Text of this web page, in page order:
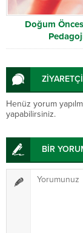
Doğum
Henüz yorum
yapabilirsiniz.
BİR